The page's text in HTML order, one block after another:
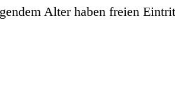
Alter haben freien